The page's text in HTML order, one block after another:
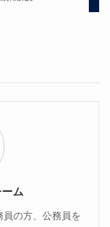
ム
の方、公務員を